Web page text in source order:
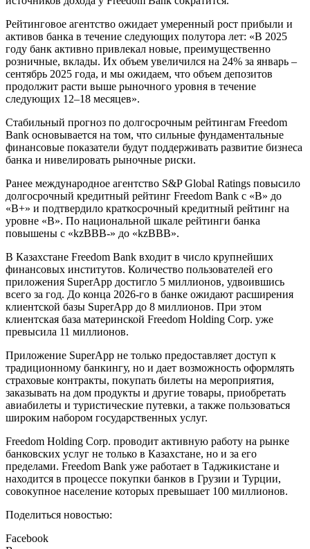
Рейтинговое агентство ожидает умеренный рост прибыли и
активов банка в течение следующих полутора лет: «В 2025
году банк активно привлекал новые, преимущественно
розничные, вклады. Их объем увеличился на 24% за январь –
сентябрь 2025 года, и мы ожидаем, что объем депозитов
продолжит расти выше рыночного уровня в течение
следующих 12–18 месяцев».
Стабильный прогноз по долгосрочным рейтингам Freedom
Bank основывается на том, что сильные фундаментальные
финансовые показатели будут поддерживать развитие бизнеса
банка и нивелировать рыночные риски.
Ранее международное агентство S&P Global Ratings повысило
долгосрочный кредитный рейтинг Freedom Bank с «В» до
«В+» и подтвердило краткосрочный кредитный рейтинг на
уровне «В». По национальной шкале рейтинги банка
повышены с «kzBBB-» до «kzBBB».
В Казахстане Freedom Bank входит в число крупнейших
финансовых институтов. Количество пользователей его
приложения SuperApp достигло 5 миллионов, удвоившись
всего за год. До конца 2026-го в банке ожидают расширения
клиентской базы SuperApp до 8 миллионов. При этом
клиентская база материнской Freedom Holding Corp. уже
превысила 11 миллионов.
Приложение SuperApp не только предоставляет доступ к
традиционному банкингу, но и дает возможность оформлять
страховые контракты, покупать билеты на мероприятия,
заказывать на дом продукты и другие товары, приобретать
авиабилеты и туристические путевки, а также пользоваться
широким набором государственных услуг.
Freedom Holding Corp. проводит активную работу на рынке
банковских услуг не только в Казахстане, но и за его
пределами. Freedom Bank уже работает в Таджикистане и
находится в процессе покупки банков в Грузии и Турции,
совокупное население которых превышает 100 миллионов.
Поделиться новостью:
Facebook